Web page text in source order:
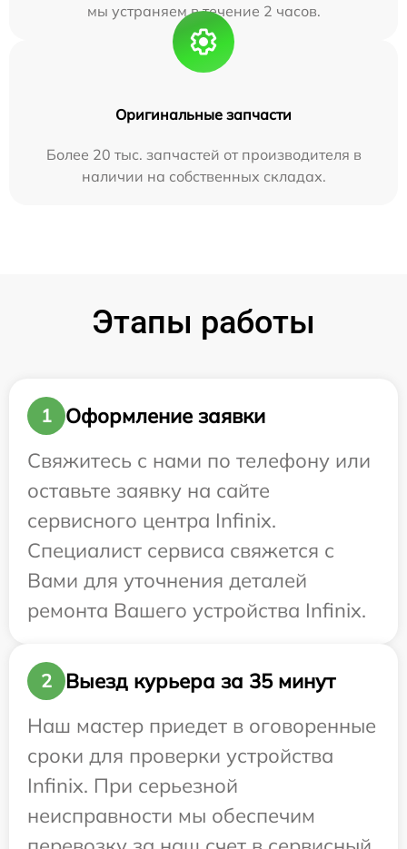
мы устраняем в течение 2 часов.
Оригинальные запчасти
Более 20 тыс. запчастей от производителя в
наличии на собственных складах.
Этапы работы
1
Оформление заявки
Свяжитесь с нами по телефону или
оставьте заявку на сайте
сервисного центра Infinix.
Специалист сервиса свяжется с
Вами для уточнения деталей
ремонта Вашего устройства Infinix.
2
Выезд курьера за 35 минут
Наш мастер приедет в оговоренные
сроки для проверки устройства
Infinix. При серьезной
неисправности мы обеспечим